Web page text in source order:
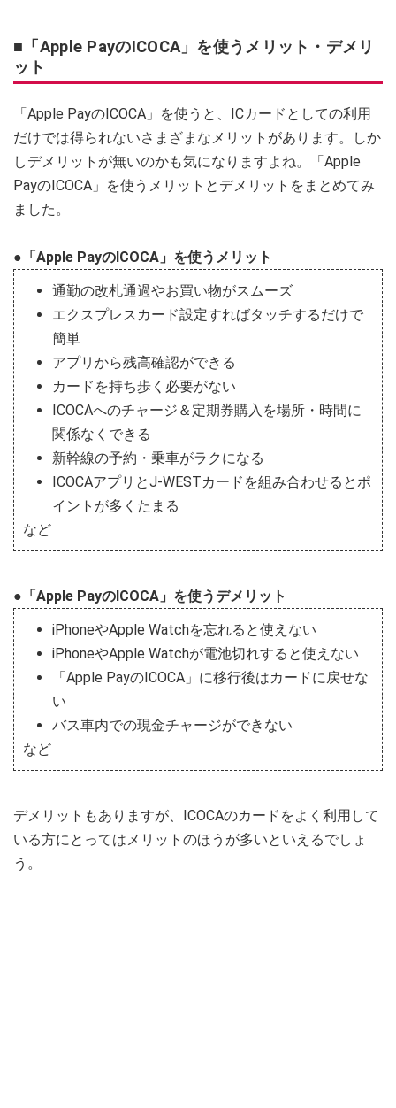
■「Apple PayのICOCA」を使うメリット・デメリ
ット
「Apple PayのICOCA」を使うと、ICカードとしての利用
だけでは得られないさまざまなメリットがあります。しか
しデメリットが無いのかも気になりますよね。「Apple
PayのICOCA」を使うメリットとデメリットをまとめてみ
ました。
●「Apple PayのICOCA」を使うメリット
通勤の改札通過やお買い物がスムーズ
エクスプレスカード設定すればタッチするだけで
簡単
アプリから残高確認ができる
カードを持ち歩く必要がない
ICOCAへのチャージ＆定期券購入を場所・時間に
関係なくできる
新幹線の予約・乗車がラクになる
ICOCAアプリとJ-WESTカードを組み合わせるとポ
イントが多くたまる
など
●「Apple PayのICOCA」を使うデメリット
iPhoneやApple Watchを忘れると使えない
iPhoneやApple Watchが電池切れすると使えない
「Apple PayのICOCA」に移行後はカードに戻せな
い
バス車内での現金チャージができない
など
デメリットもありますが、ICOCAのカードをよく利用して
いる方にとってはメリットのほうが多いといえるでしょ
う。